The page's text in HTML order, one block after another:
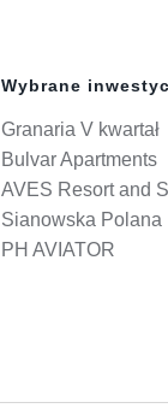
Wybrane
Granaria V kwartał
Bulvar Apartments
AVES Resort and
Sianowska Polana
PH AVIATOR